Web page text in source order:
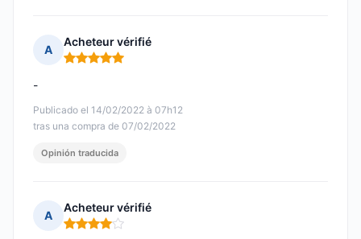
A
Acheteur vérifié
Nota: 5 de 5
Publicado el 14/02/2022 à 07h12
tras una compra de 07/02/2022
-
Opinión traducida
A
Acheteur vérifié
Nota: 4 de 5